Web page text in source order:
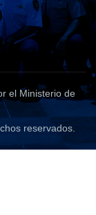
el Ministerio de
reservados.